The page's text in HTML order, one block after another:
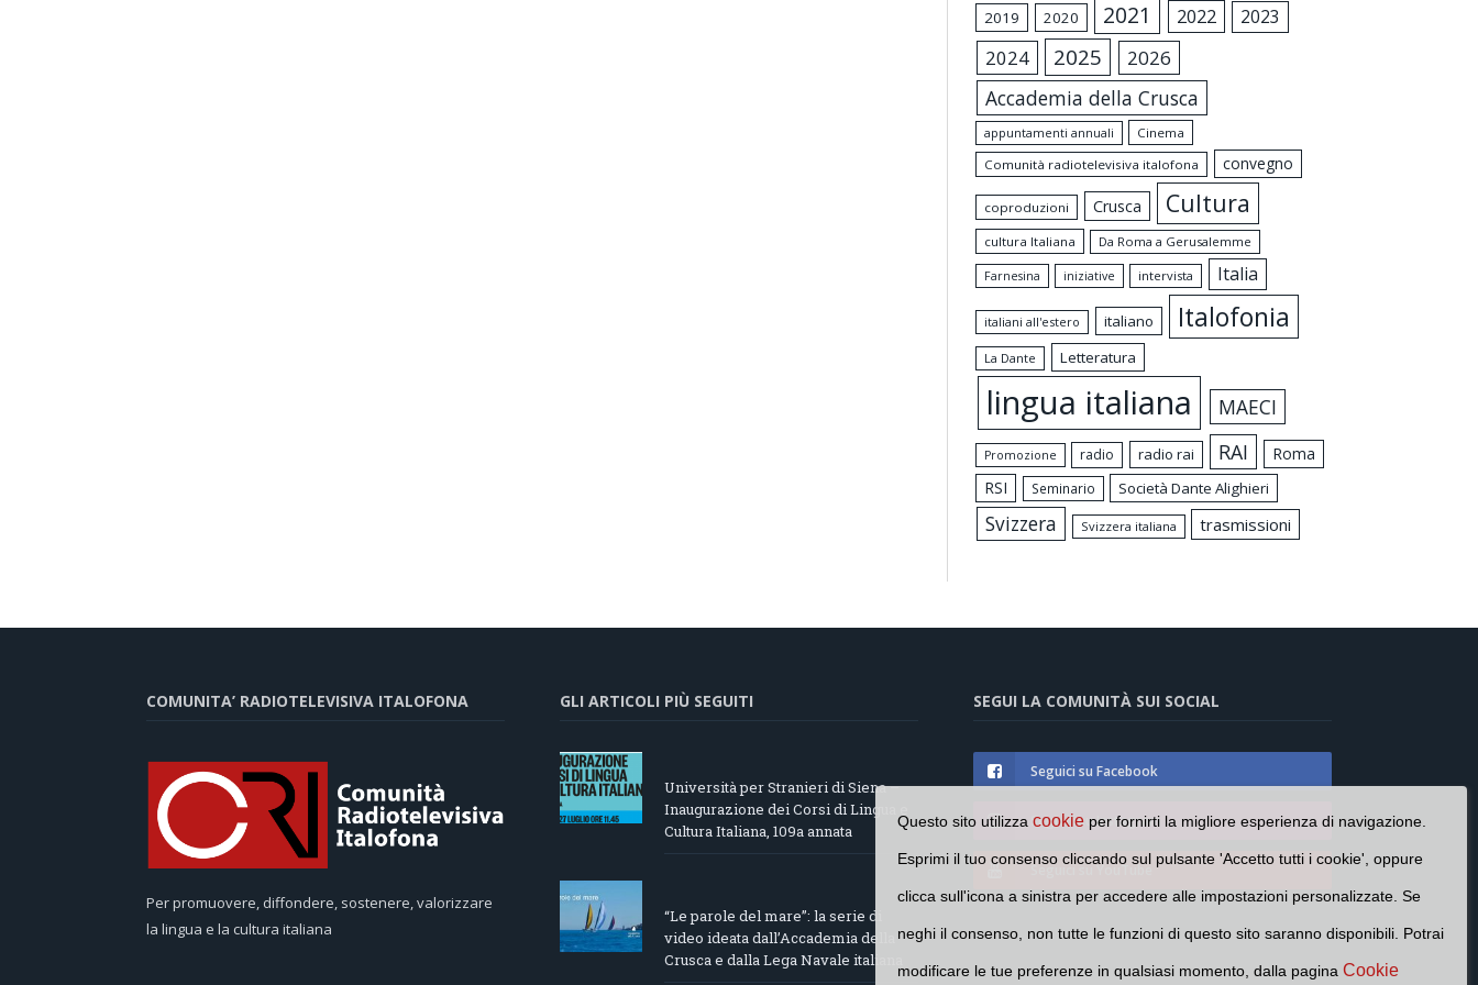
2019 2020 2021 2022 2023
2024 2025 2026
Accademia della Crusca
appuntamenti annuali
Cinema
Comunità radiotelevisiva italofona
convegno
coproduzioni Crusca Cultura
cultura Italiana Da Roma a Gerusalemme
Farnesina iniziative intervista Italia
italiani all'estero italiano Italofonia
La Dante Letteratura
lingua italiana MAECI
Promozione radio radio rai RAI
Roma
RSI
Seminario Società Dante Alighieri
Svizzera Svizzera italiana trasmissioni
COMUNITA’ RADIOTELEVISIVA ITALOFONA
Per promuovere, diffondere, sostenere, valorizzare
la lingua e la cultura italiana
GLI ARTICOLI PIÙ SEGUITI
Università per Stranieri di Siena –
Inaugurazione dei Corsi di Lingua e
Cultura Italiana, 109a annata
“Le parole del mare”: la serie di
video ideata dall’Accademia della
Crusca e dalla Lega Navale italiana
SEGUI LA COMUNITÀ SUI SOCIAL
Seguici su Facebook
Seguici su Instagram
Seguici su YouTube
Questo sito utilizzacookie per fornirti la migliore esperienza di navigazione.
Esprimi il tuo consenso cliccando sul pulsante 'Accetto tutti i cookie', oppure
clicca sull'icona a sinistra per accedere alle impostazioni personalizzate. Se
neghi il consenso, non tutte le funzioni di questo sito saranno disponibili. Potrai
modificare le tue preferenze in qualsiasi momento, dalla pagina Cookie